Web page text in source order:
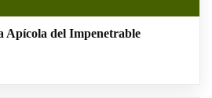
del Impenetrable